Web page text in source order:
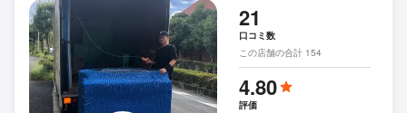
21
口コミ数
この店舗の合計 154
4.80
評価